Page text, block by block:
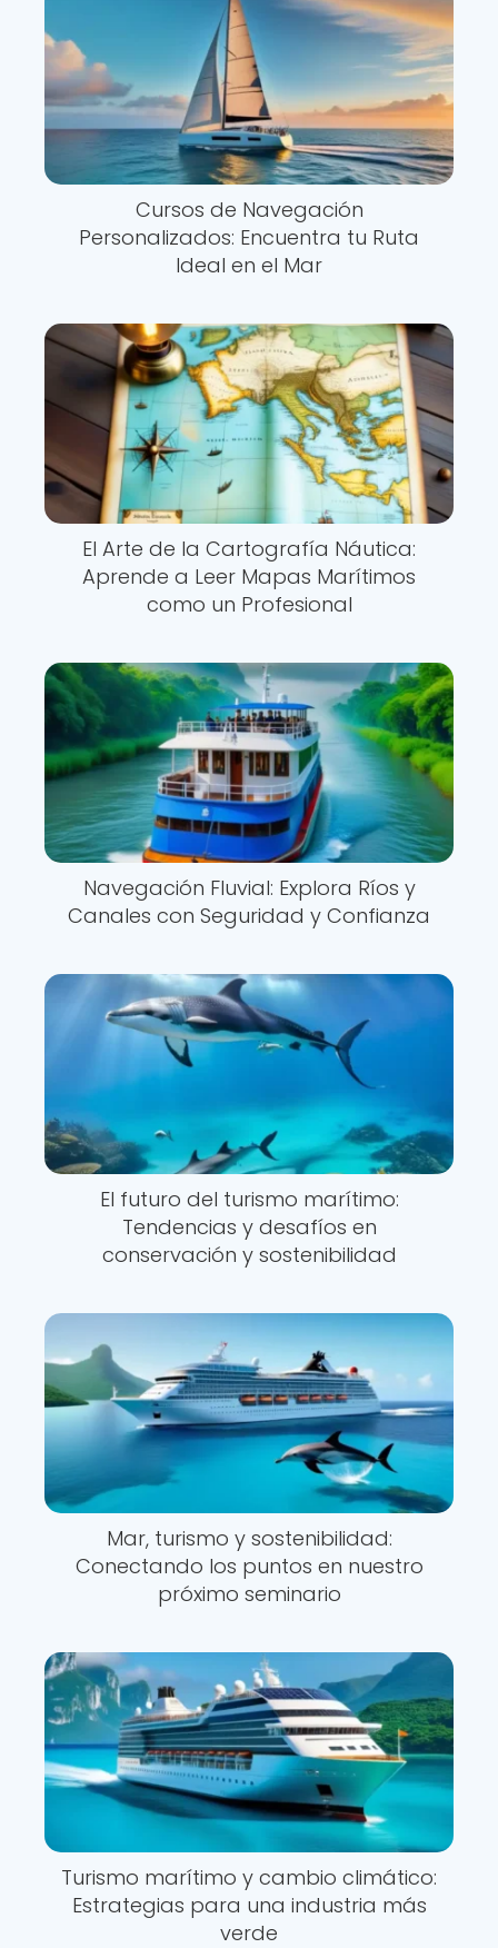
Cursos de Navegación
Personalizados: Encuentra tu Ruta
Ideal en el Mar
El Arte de la Cartografía Náutica:
Aprende a Leer Mapas Marítimos
como un Profesional
Navegación Fluvial: Explora Ríos y
Canales con Seguridad y Confianza
El futuro del turismo marítimo:
Tendencias y desafíos en
conservación y sostenibilidad
Mar, turismo y sostenibilidad:
Conectando los puntos en nuestro
próximo seminario
Turismo marítimo y cambio climático:
Estrategias para una industria más
verde